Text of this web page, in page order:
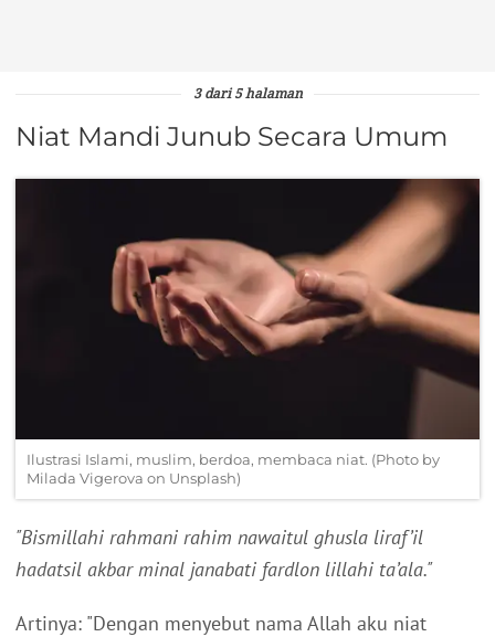
3 dari 5 halaman
Niat Mandi Junub Secara Umum
Ilustrasi Islami, muslim, berdoa, membaca niat. (Photo by
Milada Vigerova on Unsplash)
"Bismillahi rahmani rahim nawaitul ghusla liraf’il
hadatsil akbar minal janabati fardlon lillahi ta’ala."
Artinya: "Dengan menyebut nama Allah aku niat